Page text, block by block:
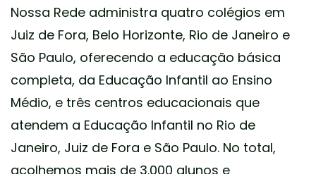
Nossa Rede administra quatro colégios em
Juiz de Fora, Belo Horizonte, Rio de Janeiro e
São Paulo, oferecendo a educação básica
completa, da Educação Infantil ao Ensino
Médio, e três centros educacionais que
atendem a Educação Infantil no Rio de
Janeiro, Juiz de Fora e São Paulo. No total,
acolhemos mais de 3.000 alunos e